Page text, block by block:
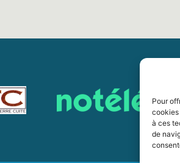
Pour
cookies
à ces
de